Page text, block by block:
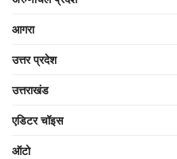
आगरा
उत्तर प्रदेश
उत्तराखंड
एडिटर चॉइस
ऑटो